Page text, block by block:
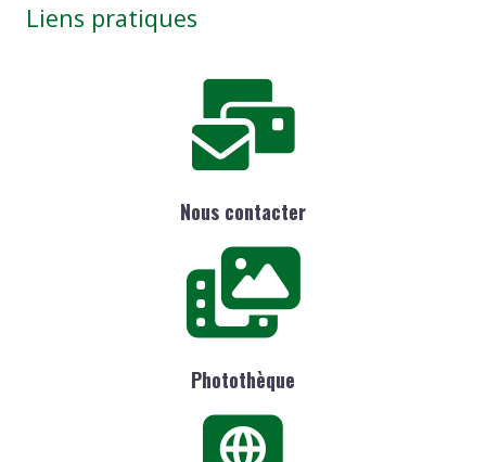
Liens pratiques
Nous contacter
Photothèque